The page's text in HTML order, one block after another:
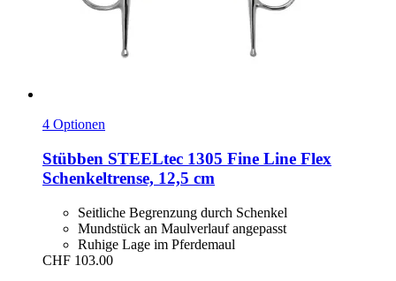
4 Optionen
Stübben STEELtec 1305 Fine Line Flex
Schenkeltrense, 12,5 cm
Seitliche Begrenzung durch Schenkel
Mundstück an Maulverlauf angepasst
Ruhige Lage im Pferdemaul
CHF 103.00